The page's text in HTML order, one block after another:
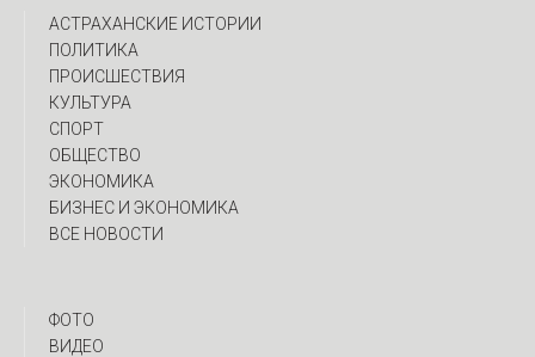
АСТРАХАНСКИЕ ИСТОРИИ
ПОЛИТИКА
ПРОИСШЕСТВИЯ
КУЛЬТУРА
СПОРТ
ОБЩЕСТВО
ЭКОНОМИКА
БИЗНЕС И ЭКОНОМИКА
ВСЕ НОВОСТИ
ФОТО
ВИДЕО